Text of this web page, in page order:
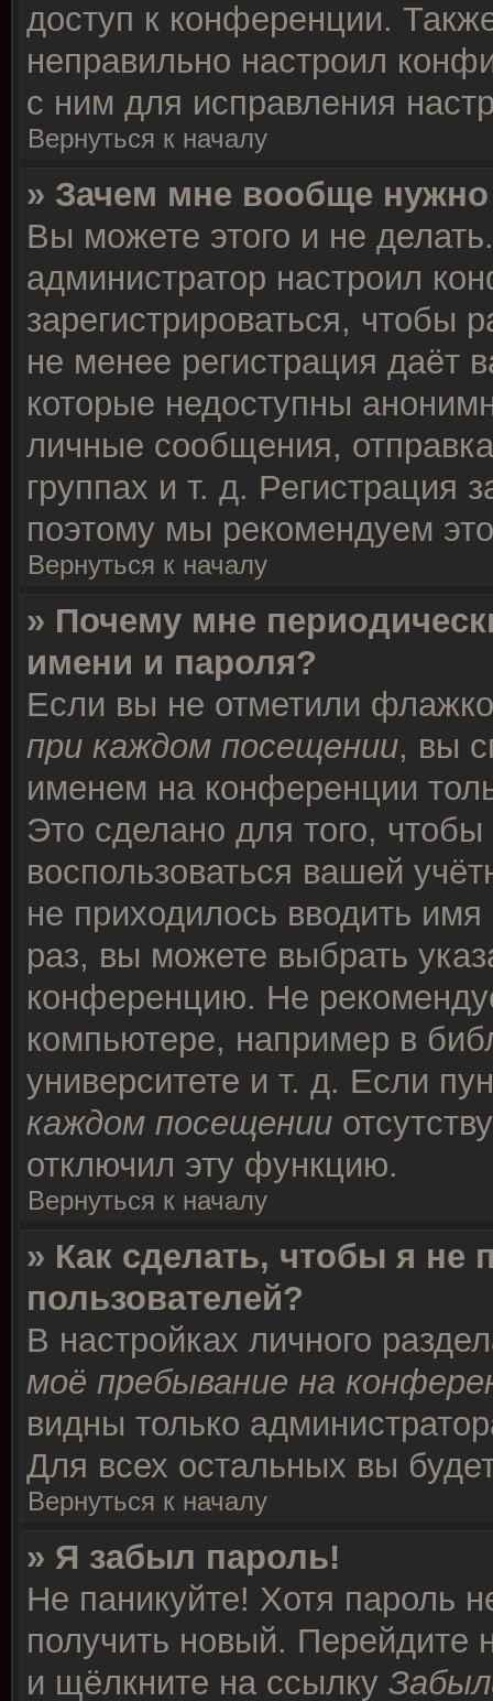
доступ к конференции.
неправильно настроил
с ним для исправления
Вернуться к началу
» Зачем мне вообще нужно
Вы можете этого и не
администратор настроил
зарегистрироваться, чтобы
не менее регистрация даёт
которые недоступны
личные сообщения,
группах и т. д. Регистрация
поэтому мы рекомендуем
Вернуться к началу
» Почему мне
имени и пароля?
Если вы не отметили
при каждом посещении, вы
именем на конференции
Это сделано для того, чтобы
воспользоваться вашей
не приходилось вводить
раз, вы можете выбрать
конференцию. Не
компьютере, например в
университете и т. д. Если
каждом посещении
отключил эту функцию.
Вернуться к началу
» Как сделать, чтобы я не
пользователей?
В настройках личного
моё пребывание на
видны только
Для всех остальных вы
Вернуться к началу
» Я забыл пароль!
Не паникуйте! Хотя пароль
получить новый. Перейдите
и щёлкните на ссылку